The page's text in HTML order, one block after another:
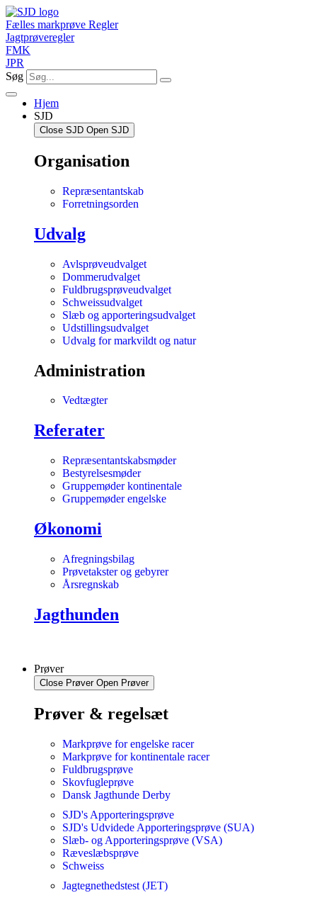
Videre
til
indhold
Fælles markprøve Regler
Jagtprøveregler
FMK
JPR
Søg
Hjem
SJD
Close SJD Open SJD
Organisation
Repræsentantskab
Forretningsorden
Udvalg
Avlsprøveudvalget
Dommerudvalget
Fuldbrugsprøveudvalget
Schweissudvalget
Slæb og apporteringsudvalget
Udstillingsudvalget
Udvalg for markvildt og natur
Administration
Vedtægter
Referater
Repræsentantskabsmøder
Bestyrelsesmøder
Gruppemøder kontinentale
Gruppemøder engelske
Økonomi
Afregningsbilag
Prøvetakster og gebyrer
Årsregnskab
Jagthunden
Prøver
Close Prøver Open Prøver
Prøver & regelsæt
Markprøve for engelske racer
Markprøve for kontinentale racer
Fuldbrugsprøve
Skovfugleprøve
Dansk Jagthunde Derby
SJD's Apporteringsprøve
SJD's Udvidede Apporteringsprøve (SUA)
Slæb- og Apporteringsprøve (VSA)
Ræveslæbsprøve
Schweiss
Jagtegnethedstest (JET)